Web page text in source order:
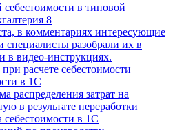
себестоимости в типовой
8
в комментариях интересующие
разобрали их в
в видео-инструкциях.
расчете себестоимости
в 1С
распределения затрат на
в результате переработки
себестоимости в 1С